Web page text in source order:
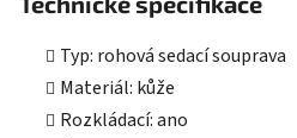
Typ: rohová sedací souprava
Materiál: kůže
Rozkládací: ano